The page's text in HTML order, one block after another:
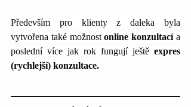
Především pro klienty z daleka byla
vytvořena také možnost online konzultací a
poslední více jak rok fungují ještě expres
(rychlejší) konzultace.